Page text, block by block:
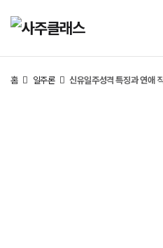
홈 일주론 신유일주성격 특징과 연애